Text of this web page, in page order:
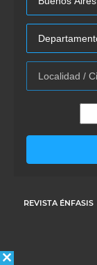
REVISTA ÉNFASIS